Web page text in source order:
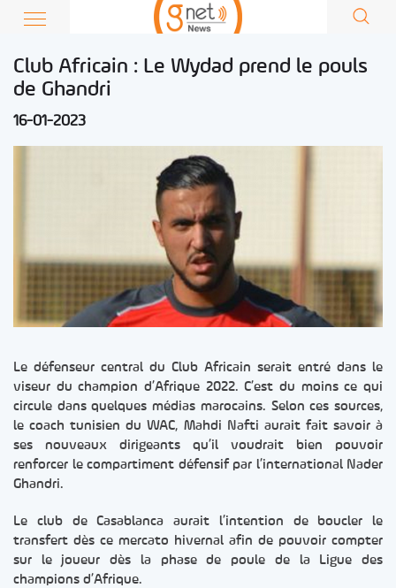
Club Africain : Le Wydad prend le pouls
de Ghandri
16-01-2023
Le défenseur central du Club Africain serait entré dans le
viseur du champion d’Afrique 2022. C’est du moins ce qui
circule dans quelques médias marocains. Selon ces sources,
le coach tunisien du WAC, Mahdi Nafti aurait fait savoir à
ses nouveaux dirigeants qu’il voudrait bien pouvoir
renforcer le compartiment défensif par l’international Nader
Ghandri.
Le club de Casablanca aurait l’intention de boucler le
transfert dès ce mercato hivernal afin de pouvoir compter
sur le joueur dès la phase de poule de la Ligue des
champions d’Afrique.